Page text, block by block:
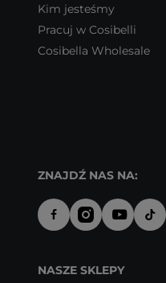
Kim jesteśmy
Pracuj w Cosibelli
Cosibella Wholesale
ZNAJDŹ NAS NA:
NASZE SKLEPY